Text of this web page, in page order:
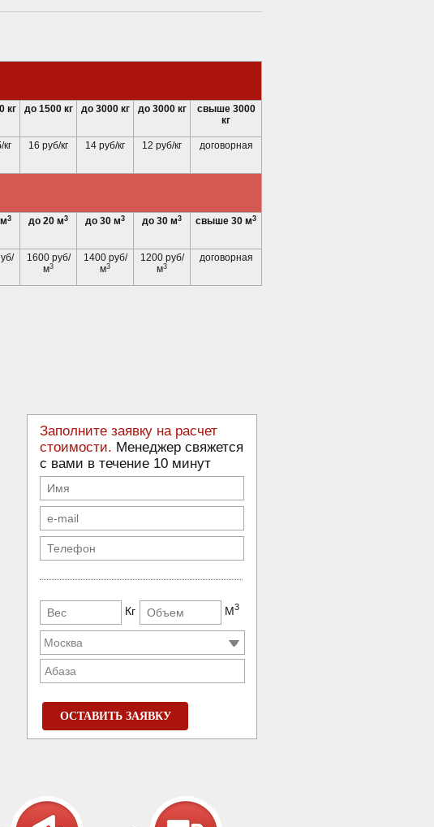
кг до 1500 кг до 3000 кг до 3000 кг
свыше 3000
кг
16 руб/кг 14 руб/кг 12 руб/кг договорная
3 до 20 м3 до 30 м3 до 30 м3 свыше 30 м3
1600 руб/
м3
1400 руб/
м3
1200 руб/
м3
договорная
Заполните заявку на расчет
стоимости. Менеджер свяжется
с вами в течение 10 минут
Кг М3
Абаза
ОСТАВИТЬ ЗАЯВКУ